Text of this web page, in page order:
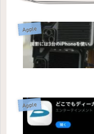
Apple
Apple